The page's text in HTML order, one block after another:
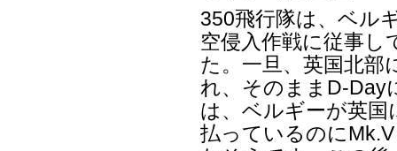
350飛行隊は、ベル
空侵入作戦に従事し
た。一旦、英国北部
れ、そのままD-Day
は、ベルギーが英
払っているのに